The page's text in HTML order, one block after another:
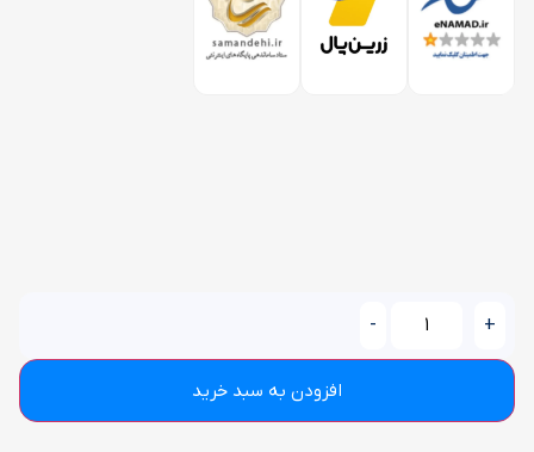
+
-
افزودن به سبد خرید